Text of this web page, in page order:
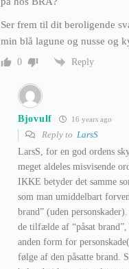
Ser frem til dit beroligende
min blå lagune og nusse og
0 Reply
Bjovulf 16 years ago
Reply to LarsS
LarsS, for en god ordens
meget aldeles misvisende
IKKE betyder det samme
som man umiddelbart
brand” (uden
de tilfælde af “påsat
anden form for
følge af den påsatte brand.